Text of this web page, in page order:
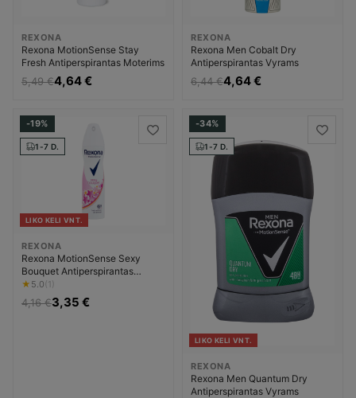
REXONA
Rexona MotionSense Stay
Fresh Antiperspirantas Moterims
5,49 €4,64 €
REXONA
Rexona Men Cobalt Dry
Antiperspirantas Vyrams
6,44 €4,64 €
-19%
1-7 D.
LIKO KELI VNT.
REXONA
Rexona MotionSense Sexy
Bouquet Antiperspirantas
Moterims
★ 5.0(1)
4,16 €3,35 €
-34%
1-7 D.
LIKO KELI VNT.
REXONA
Rexona Men Quantum Dry
Antiperspirantas Vyrams